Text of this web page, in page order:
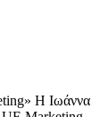
Η Ιωάννα